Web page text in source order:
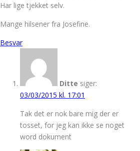
Har lige tjekket selv.
Mange hilsener fra Josefine.
Besvar
Ditte siger:
03/03/2015 kl. 17:01
Tak det er nok bare mig der er
tosset, for jeg kan ikke se noget
word dokument